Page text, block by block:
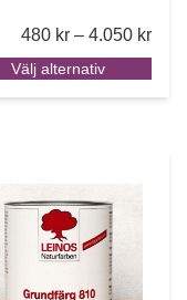
370 kr through 3.150
480 kr – 4.050 kr
Välj alternativ
De olika
produkten har